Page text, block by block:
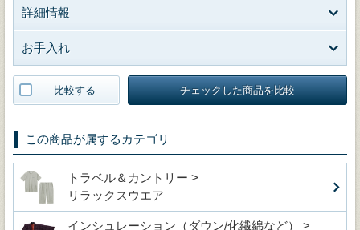
詳細情報
お手入れ
比較する チェックした商品を比較
この商品が属するカテゴリ
トラベル＆カントリー >
リラックスウエア
インシュレーション（ダウン/化繊綿など） >